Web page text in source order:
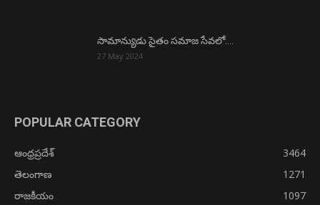
సామాన్యుడు సైతం సమాజ సేవలో….
27 May 2024
POPULAR CATEGORY
ఆంధ్రప్రదేశ్
3464
తెలంగాణ
1271
రాజకీయం
1097